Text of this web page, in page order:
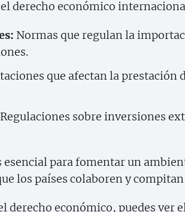
derecho económico
Normas que regulan la
que afectan la prestación
Regulaciones sobre inversiones
para fomentar un
los países colaboren y
derecho económico, puedes ver